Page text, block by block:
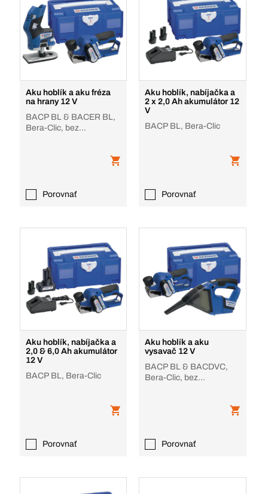
Aku hoblík a aku fréza
na hrany 12 V
BACP BL & BACER BL,
Bera-Clic, bez
Porovnať
Aku hoblík, nabíjačka a
2 x 2,0 Ah akumulátor 12
V
BACP BL, Bera-Clic
Porovnať
Aku hoblík, nabíjačka a
2,0 & 6,0 Ah akumulátor
12 V
BACP BL, Bera-Clic
Porovnať
Aku hoblík a aku
vysavač 12 V
BACP BL & BACDVC,
Bera-Clic, bez
Porovnať